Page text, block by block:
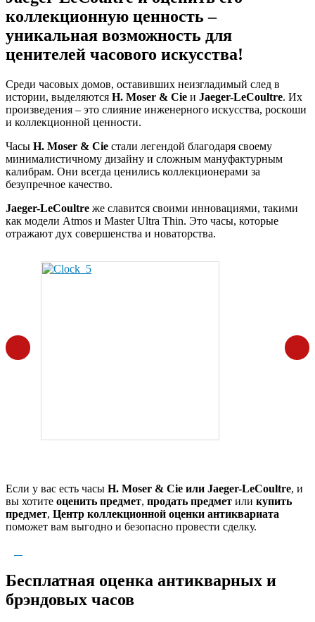
коллекционную ценность –
уникальная возможность для
ценителей часового искусства!
Среди часовых домов, оставивших неизгладимый след в
истории, выделяются H. Moser & Cie и Jaeger-LeCoultre. Их
произведения – это слияние инженерного искусства, роскоши
и коллекционной ценности.
Часы H. Moser & Cie стали легендой благодаря своему
минималистичному дизайну и сложным мануфактурным
калибрам. Они всегда ценились коллекционерами за
безупречное качество.
Jaeger-LeCoultre же славится своими инновациями, такими
как модели Atmos и Master Ultra Thin. Это часы, которые
отражают дух совершенства и новаторства.
Если у вас есть часы H. Moser & Cie или Jaeger-LeCoultre, и
вы хотите оценить предмет, продать предмет или купить
предмет, Центр коллекционной оценки антиквариата
поможет вам выгодно и безопасно провести сделку.
Бесплатная оценка антикварных и
брэндовых часов